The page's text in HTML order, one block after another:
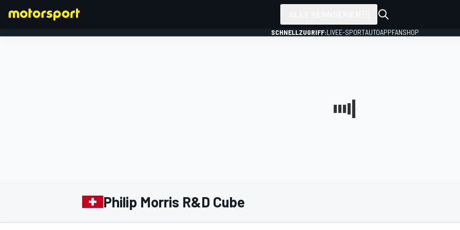
SCHNELLZUGRIFF:LIVEE-SPORTAUTOAPPFANSHOP
Philip Morris R&D Cube